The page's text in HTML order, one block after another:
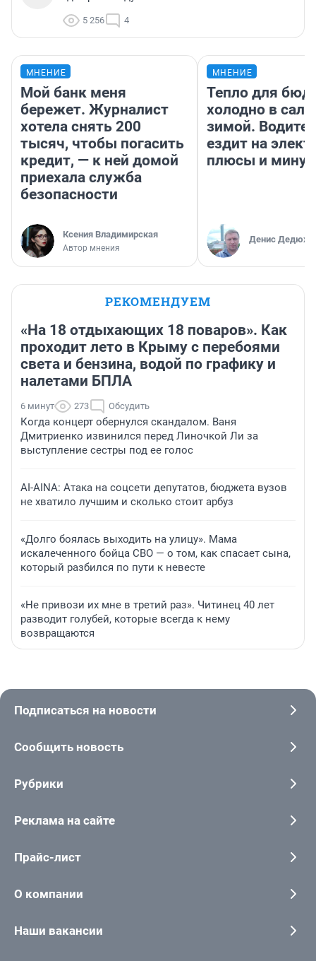
5 256 4
МНЕНИЕ
Мой банк меня
бережет. Журналист
хотела снять 200
тысяч, чтобы погасить
кредит, — к ней домой
приехала служба
безопасности
Ксения Владимирская
Автор мнения
МНЕНИЕ
Тепло для
холодно в
зимой.
ездит на
плюсы и
Денис
РЕКОМЕНДУЕМ
«На 18 отдыхающих 18 поваров». Как
проходит лето в Крыму с перебоями
света и бензина, водой по графику и
налетами БПЛА
6 минут 273 Обсудить
Когда концерт обернулся скандалом. Ваня
Дмитриенко извинился перед Линочкой Ли за
выступление сестры под ее голос
AI-AINA: Атака на соцсети депутатов, бюджета вузов
не хватило лучшим и сколько стоит арбуз
«Долго боялась выходить на улицу». Мама
искалеченного бойца СВО — о том, как спасает сына,
который разбился по пути к невесте
«Не привози их мне в третий раз». Читинец 40 лет
разводит голубей, которые всегда к нему
возвращаются
Подписаться на новости
Сообщить новость
Рубрики
Реклама на сайте
Прайс-лист
О компании
Наши вакансии